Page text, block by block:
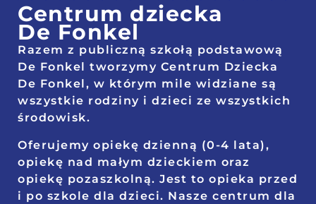
Centrum dziecka
De Fonkel
Razem z publiczną szkołą podstawową
De Fonkel tworzymy Centrum Dziecka
De Fonkel, w którym mile widziane są
wszystkie rodziny i dzieci ze wszystkich
środowisk.
Oferujemy opiekę dzienną (0-4 lata),
opiekę nad małym dzieckiem oraz
opiekę pozaszkolną. Jest to opieka przed
i po szkole dla dzieci. Nasze centrum dla